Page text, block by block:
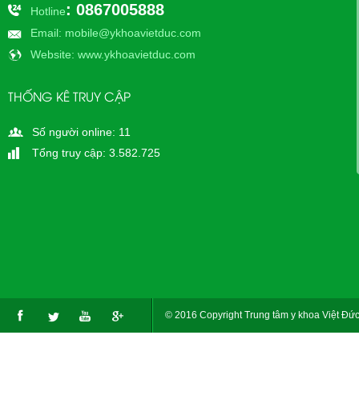
Hotline: 0867005888
Email: mobile@ykhoavietduc.com
Website: www.ykhoavietduc.com
THỐNG KÊ TRUY CẬP
Số người online: 11
Tổng truy cập: 3.582.725
© 2016 Copyright Trung tâm y khoa Việt